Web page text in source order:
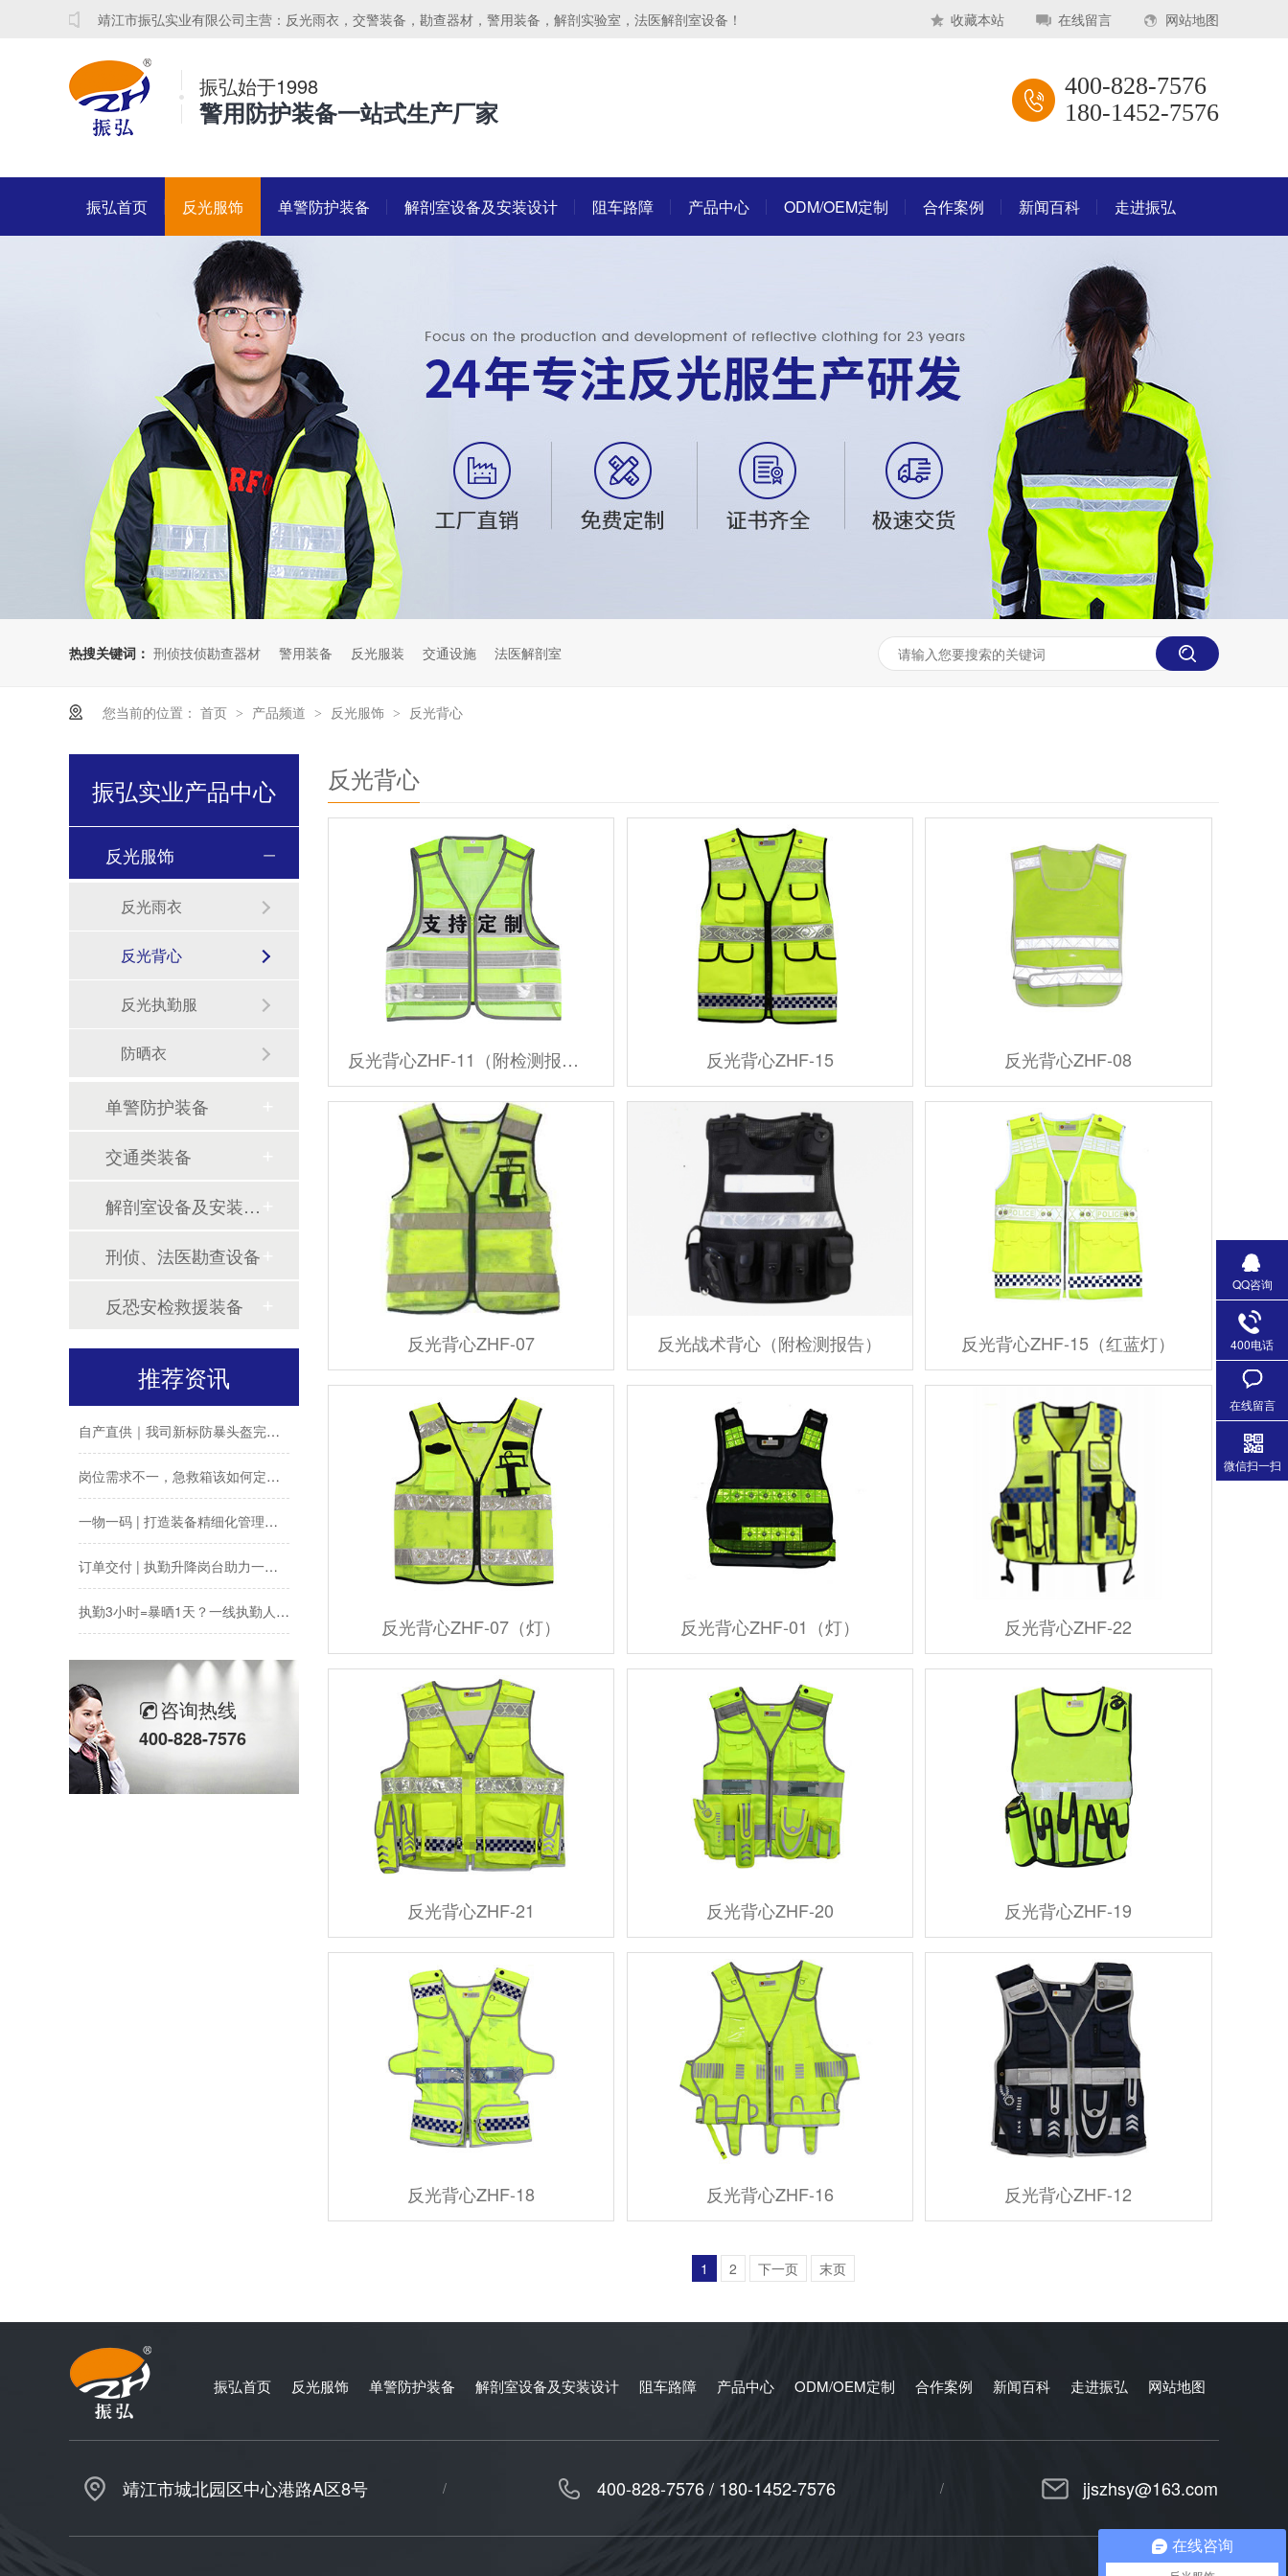
靖江市振弘实业有限公司主营：反光雨衣，交警装备，勘查器材，警用装备，解剖实验室，法医解剖室设备！ 收藏本站 在线留言 网站地图
振弘始于1998
警用防护装备一站式生产厂家
400-828-7576
180-1452-7576
振弘首页 反光服饰 单警防护装备 解剖室设备及安装设计 阻车路障 产品中心 ODM/OEM定制 合作案例 新闻百科 走进振弘
热搜关键词： 刑侦技侦勘查器材 警用装备 反光服装 交通设施 法医解剖室
您当前的位置： 首页 > 产品频道 > 反光服饰 > 反光背心
反光背心
反光背心ZHF-11（附检测报告） 反光背心ZHF-15 反光背心ZHF-08
反光背心ZHF-07 反光战术背心（附检测报告） 反光背心ZHF-15（红蓝灯）
反光背心ZHF-07（灯） 反光背心ZHF-01（灯） 反光背心ZHF-22
反光背心ZHF-21 反光背心ZHF-20 反光背心ZHF-19
反光背心ZHF-18 反光背心ZHF-16 反光背心ZHF-12
1 2 下一页 末页
振弘实业产品中心
反光服饰
反光雨衣
反光背心
反光执勤服
防晒衣
单警防护装备
交通类装备
解剖室设备及安装设计
刑侦、法医勘查设备
反恐安检救援装备
推荐资讯
咨询热线
400-828-7576
振弘首页 反光服饰 单警防护装备 解剖室设备及安装设计 阻车路障 产品中心 ODM/OEM定制 合作案例 新闻百科 走进振弘 网站地图
靖江市城北园区中心港路A区8号 400-828-7576 / 180-1452-7576 jjszhsy@163.com
QQ咨询
400电话
在线留言
微信扫一扫
在线咨询